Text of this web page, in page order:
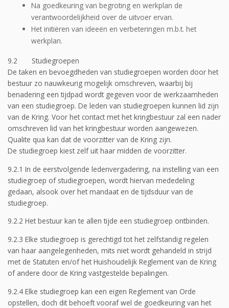
Na goedkeuring van begroting en werkplan de
verantwoordelijkheid over de uitvoer ervan.
Het initiëren van ideeën en verbeteringen m.b.t. het
werkplan.
9.2 Studiegroepen
De taken en bevoegdheden van studiegroepen worden door het
bestuur zo nauwkeurig mogelijk omschreven, waarbij bij
benadering een tijdpad wordt gegeven voor de werkzaamheden
van een studiegroep. De leden van studiegroepen kunnen lid zijn
van de Kring. Voor het contact met het kringbestuur zal een nader
omschreven lid van het kringbestuur worden aangewezen.
Qualite qua kan dat de voorzitter van de Kring zijn.
De studiegroep kiest zelf uit haar midden de voorzitter.
9.2.1 In de eerstvolgende ledenvergadering, na instelling van een
studiegroep of studiegroepen, wordt hiervan mededeling
gedaan, alsook over het mandaat en de tijdsduur van de
studiegroep.
9.2.2 Het bestuur kan te allen tijde een studiegroep ontbinden.
9.2.3 Elke studiegroep is gerechtigd tot het zelfstandig regelen
van haar aangelegenheden, mits niet wordt gehandeld in strijd
met de Statuten en/of het Huishoudelijk Reglement van de Kring
of andere door de Kring vastgestelde bepalingen.
9.2.4 Elke studiegroep kan een eigen Reglement van Orde
opstellen, doch dit behoeft vooraf wel de goedkeuring van het